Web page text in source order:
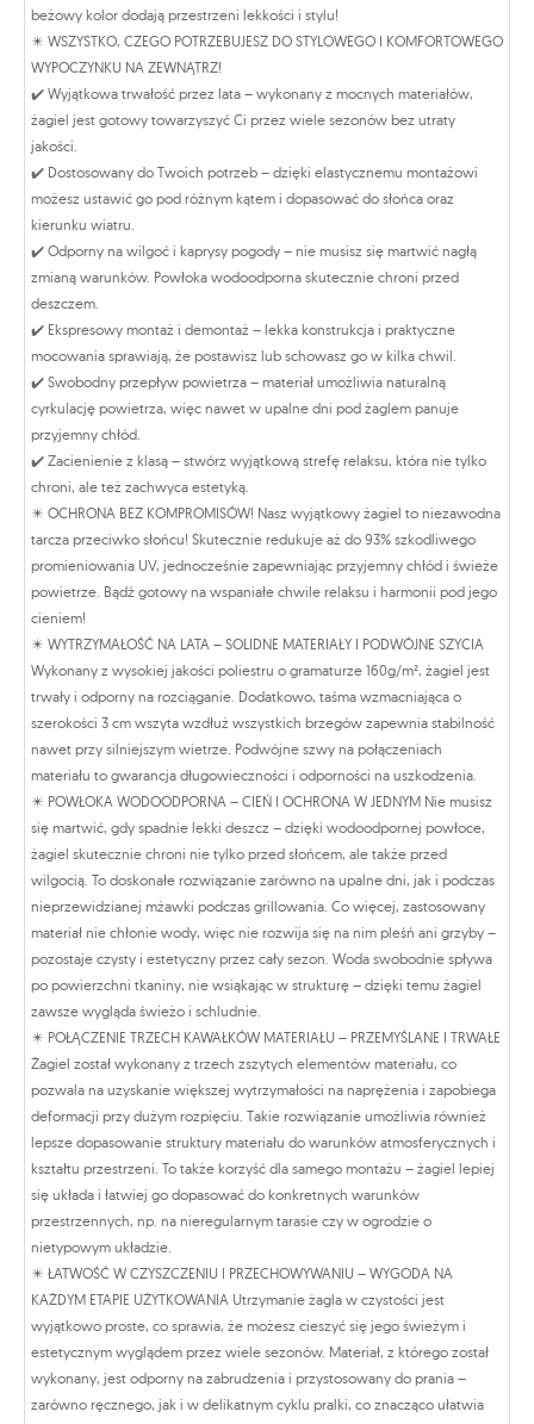
beżowy kolor dodają przestrzeni lekkości i stylu!
✴️ WSZYSTKO, CZEGO POTRZEBUJESZ DO STYLOWEGO I KOMFORTOWEGO
WYPOCZYNKU NA ZEWNĄTRZ!
✔️ Wyjątkowa trwałość przez lata – wykonany z mocnych materiałów,
żagiel jest gotowy towarzyszyć Ci przez wiele sezonów bez utraty
jakości.
✔️ Dostosowany do Twoich potrzeb – dzięki elastycznemu montażowi
możesz ustawić go pod różnym kątem i dopasować do słońca oraz
kierunku wiatru.
✔️ Odporny na wilgoć i kaprysy pogody – nie musisz się martwić nagłą
zmianą warunków. Powłoka wodoodporna skutecznie chroni przed
deszczem.
✔️ Ekspresowy montaż i demontaż – lekka konstrukcja i praktyczne
mocowania sprawiają, że postawisz lub schowasz go w kilka chwil.
✔️ Swobodny przepływ powietrza – materiał umożliwia naturalną
cyrkulację powietrza, więc nawet w upalne dni pod żaglem panuje
przyjemny chłód.
✔️ Zacienienie z klasą – stwórz wyjątkową strefę relaksu, która nie tylko
chroni, ale też zachwyca estetyką.
✴️ OCHRONA BEZ KOMPROMISÓW! Nasz wyjątkowy żagiel to niezawodna
tarcza przeciwko słońcu! Skutecznie redukuje aż do 93% szkodliwego
promieniowania UV, jednocześnie zapewniając przyjemny chłód i świeże
powietrze. Bądź gotowy na wspaniałe chwile relaksu i harmonii pod jego
cieniem!
✴️ WYTRZYMAŁOŚĆ NA LATA – SOLIDNE MATERIAŁY I PODWÓJNE SZYCIA
Wykonany z wysokiej jakości poliestru o gramaturze 160g/m², żagiel jest
trwały i odporny na rozciąganie. Dodatkowo, taśma wzmacniająca o
szerokości 3 cm wszyta wzdłuż wszystkich brzegów zapewnia stabilność
nawet przy silniejszym wietrze. Podwójne szwy na połączeniach
materiału to gwarancja długowieczności i odporności na uszkodzenia.
✴️ POWŁOKA WODOODPORNA – CIEŃ I OCHRONA W JEDNYM Nie musisz
się martwić, gdy spadnie lekki deszcz – dzięki wodoodpornej powłoce,
żagiel skutecznie chroni nie tylko przed słońcem, ale także przed
wilgocią. To doskonałe rozwiązanie zarówno na upalne dni, jak i podczas
nieprzewidzianej mżawki podczas grillowania. Co więcej, zastosowany
materiał nie chłonie wody, więc nie rozwija się na nim pleśń ani grzyby –
pozostaje czysty i estetyczny przez cały sezon. Woda swobodnie spływa
po powierzchni tkaniny, nie wsiąkając w strukturę – dzięki temu żagiel
zawsze wygląda świeżo i schludnie.
✴️ POŁĄCZENIE TRZECH KAWAŁKÓW MATERIAŁU – PRZEMYŚLANE I TRWAŁE
Żagiel został wykonany z trzech zszytych elementów materiału, co
pozwala na uzyskanie większej wytrzymałości na naprężenia i zapobiega
deformacji przy dużym rozpięciu. Takie rozwiązanie umożliwia również
lepsze dopasowanie struktury materiału do warunków atmosferycznych i
kształtu przestrzeni. To także korzyść dla samego montażu – żagiel lepiej
się układa i łatwiej go dopasować do konkretnych warunków
przestrzennych, np. na nieregularnym tarasie czy w ogrodzie o
nietypowym układzie.
✴️ ŁATWOŚĆ W CZYSZCZENIU I PRZECHOWYWANIU – WYGODA NA
KAŻDYM ETAPIE UŻYTKOWANIA Utrzymanie żagla w czystości jest
wyjątkowo proste, co sprawia, że możesz cieszyć się jego świeżym i
estetycznym wyglądem przez wiele sezonów. Materiał, z którego został
wykonany, jest odporny na zabrudzenia i przystosowany do prania –
zarówno ręcznego, jak i w delikatnym cyklu pralki, co znacząco ułatwia